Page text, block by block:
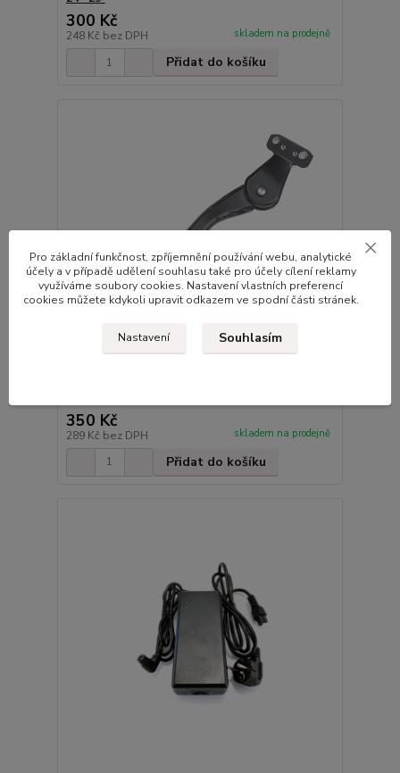
300 Kč
248 Kč bez DPH skladem na prodejně
Přidat do košíku
350 Kč
289 Kč bez DPH skladem na prodejně
Přidat do košíku
Pro základní funkčnost, zpříjemnění používání webu, analytické
účely a v případě udělení souhlasu také pro účely cílení reklamy
využíváme soubory cookies. Nastavení vlastních preferencí
cookies můžete kdykoli upravit odkazem ve spodní části stránek.
Nastavení Souhlasím